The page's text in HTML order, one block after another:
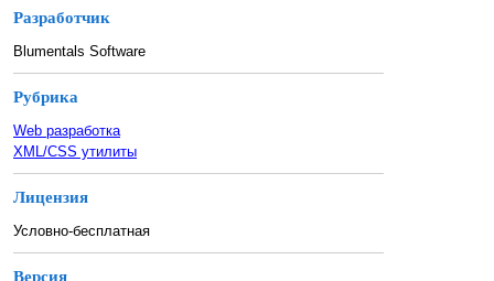
Разработчик
Blumentals Software
Рубрика
Web разработка
XML/CSS утилиты
Лицензия
Условно-бесплатная
Версия